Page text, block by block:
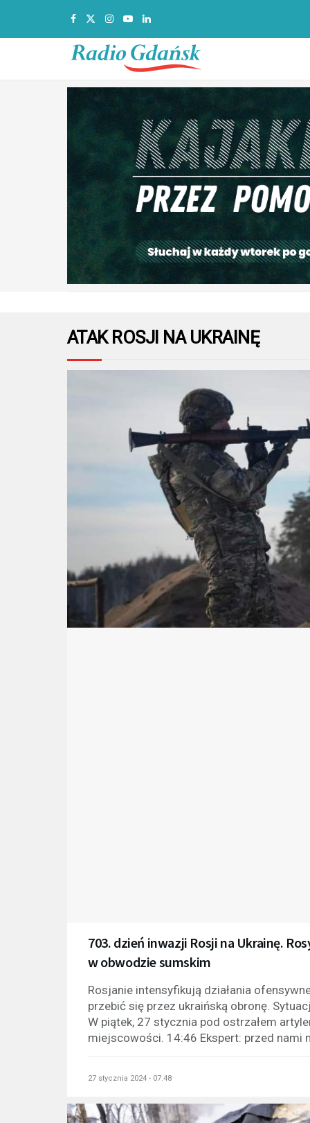
ATAK ROSJI NA UKRAINĘ
703. dzień inwazji Rosji na Ukrainę.
w obwodzie sumskim
Rosjanie intensyfikują działania
przebić się przez ukraińską obronę.
W piątek, 27 stycznia pod ostrzałem
miejscowości. 14:46 Ekspert: przed nami
27 stycznia 2024 - 07:48